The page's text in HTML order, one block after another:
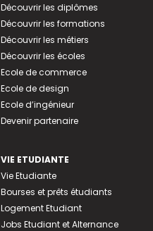
Découvrir les diplômes
Découvrir les formations
Découvrir les métiers
Découvrir les écoles
Ecole de commerce
Ecole de design
Ecole d’ingénieur
Devenir partenaire
VIE ETUDIANTE
Vie Etudiante
Bourses et prêts étudiants
Logement Etudiant
Jobs Etudiant et Alternance